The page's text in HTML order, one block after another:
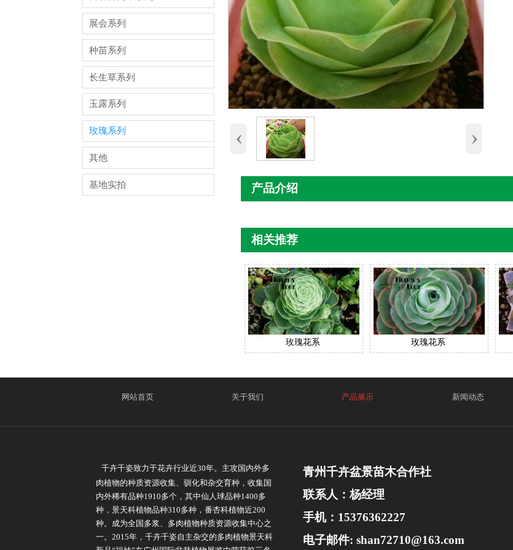
展会系列
种苗系列
长生草系列
玉露系列
玫瑰系列
其他
基地实拍
‹ ›
产品介绍
相关推荐
玫瑰花系 玫瑰花系
网站首页 关于我们 产品展示 新闻动态
千卉千姿致力于花卉行业近30年。主攻国内外多
肉植物的种质资源收集、驯化和杂交育种，收集国
内外稀有品种1910多个，其中仙人球品种1400多
种，景天科植物品种310多种，番杏科植物近200
种。成为全国多浆、多肉植物种质资源收集中心之
一。2015年，千卉千姿自主杂交的多肉植物景天科
青州千卉盆景苗木合作社
联系人：杨经理
手机：15376362227
电子邮件: shan72710@163.com